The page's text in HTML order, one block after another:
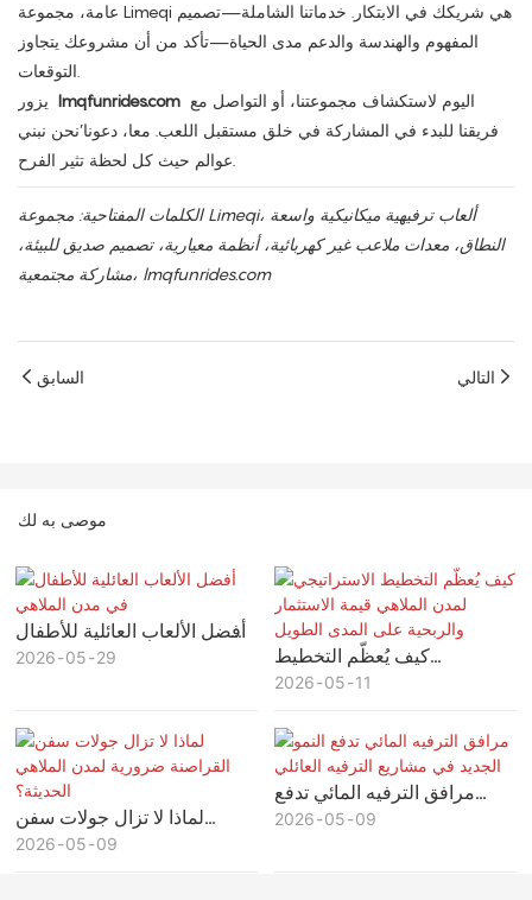
عامة، مجموعة Limeqi هي شريكك في الابتكار. خدماتنا الشاملة—تصميم
المفهوم والهندسة والدعم مدى الحياة—تأكد من أن مشروعك يتجاوز
lmqfunrides.com
فريقنا للبدء في المشاركة في خلق مستقبل اللعب. معا، دعونا’نحن نبني
الكلمات المفتاحية: مجموعة Limeqi، ألعاب ترفيهية ميكانيكية واسعة
النطاق، معدات ملاعب غير كهربائية، أنظمة معيارية، تصميم صديق للبيئة،
مشاركة مجتمعية، lmqfunrides.com
السابق التالي
موصى به لك
أفضل الألعاب العائلية للأطفال
في مدن الملاهي
2026 05 29
كيف يُعظّم التخطيط
الاستراتيجي لمدن الملاهي قيمة
الطويل
2026 05 11
لماذا لا تزال جولات سفن
القراصنة ضرورية لمدن
2026 05 09
مرافق الترفيه المائي تدفع
النمو الجديد في مشاريع الترفيه
2026 05 09